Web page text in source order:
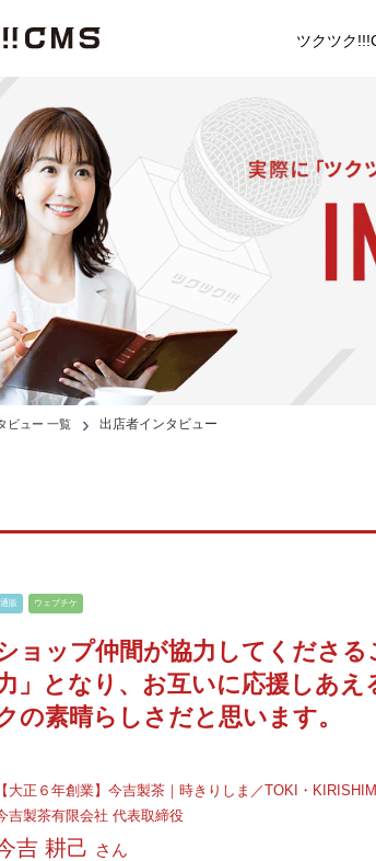
ツクツク
ビュー 一覧 出店者インタビュー
通販 ウェブチケ
ョップ仲間が協力してくださる
」となり、お互いに応援しあえ
の素晴らしさだと思います。
【大正６年創業】今吉製茶｜時きりしま／TOKI・
吉製茶有限会社 代表取締役
吉 耕己 さん